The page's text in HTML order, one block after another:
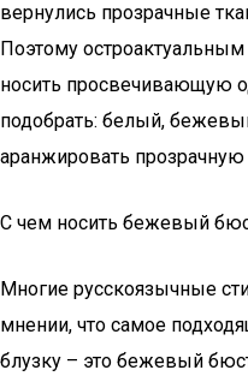
вернулись прозрачные
Поэтому остроактуальным
носить просвечивающую
подобрать: белый,
аранжировать прозрачную
С чем носить бежевый
Многие русскоязычные
мнении, что самое
блузку – это бежевый